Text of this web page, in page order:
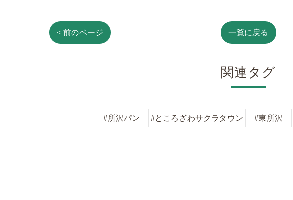
< 前のページ 一覧に戻る
関連タグ
#所沢パン #ところざわサクラタウン #東所沢